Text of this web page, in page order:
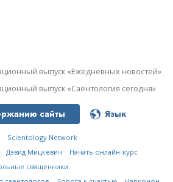
выпуск «Ежедневных новостей»
выпуск «Саентология сегодня»
сайты Язык
Scientology Network
Дэвид Мицкевич
Начать онлайн-курс
священники